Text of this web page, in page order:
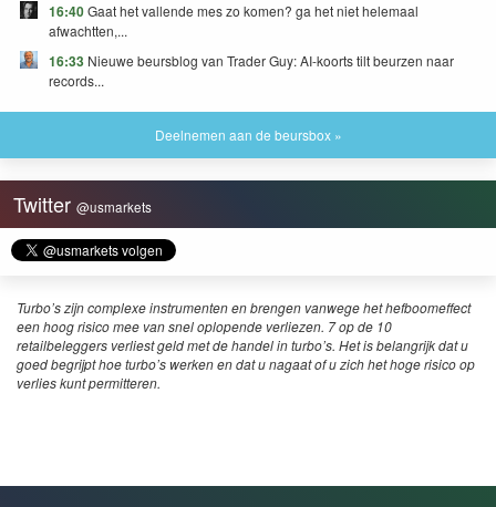
16:40Gaat het vallende mes zo komen? ga het niet helemaal
afwachtten,...
16:33 Nieuwe beursblog van Trader Guy: AI-koorts tilt beurzen naar
records...
Deelnemen aan de beursbox »
Twitter @usmarkets
Turbo’s zijn complexe instrumenten en brengen vanwege het hefboomeffect
een hoog risico mee van snel oplopende verliezen. 7 op de 10
retailbeleggers verliest geld met de handel in turbo’s. Het is belangrijk dat u
goed begrijpt hoe turbo’s werken en dat u nagaat of u zich het hoge risico op
verlies kunt permitteren.